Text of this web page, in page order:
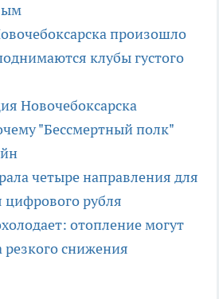
произошло
клубы густого
Новочебоксарска
"Бессмертный полк"
четыре направления для
цифрового рубля
отопление могут
резкого снижения